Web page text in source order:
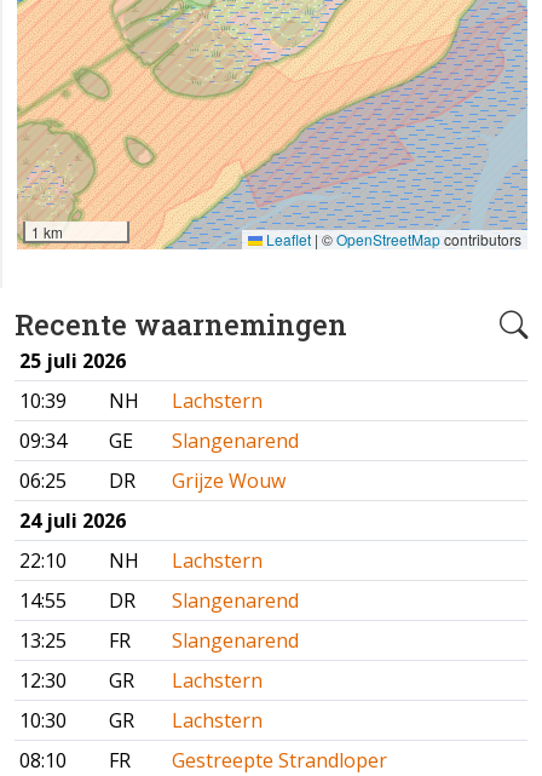
Recente waarnemingen
25 juli 2026
10:39
NH
Lachstern
09:34
GE
Slangenarend
06:25
DR
Grijze Wouw
24 juli 2026
22:10
NH
Lachstern
14:55
DR
Slangenarend
13:25
FR
Slangenarend
12:30
GR
Lachstern
10:30
GR
Lachstern
08:10
FR
Gestreepte Strandloper
1 km Leaflet | ©OpenStreetMapcontributors